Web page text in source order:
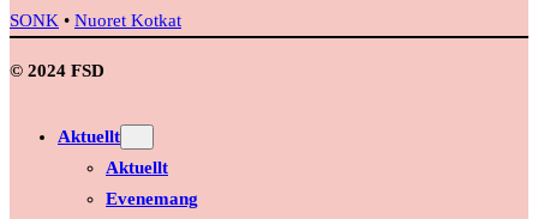
SONK • Nuoret Kotkat
© 2024 FSD
Aktuellt
Aktuellt
Evenemang